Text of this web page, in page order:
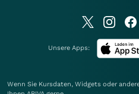
Unsere Apps:
Wenn Sie Kursdaten, Widgets oder